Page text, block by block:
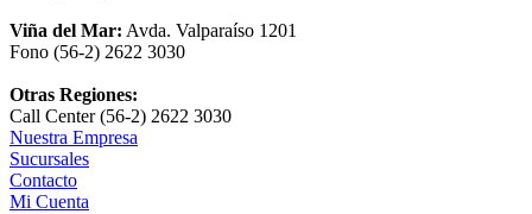
Viña del Mar: Avda. Valparaíso 1201
Fono (56-2) 2622 3030
Otras Regiones:
Call Center (56-2) 2622 3030
Nuestra Empresa
Sucursales
Contacto
Mi Cuenta